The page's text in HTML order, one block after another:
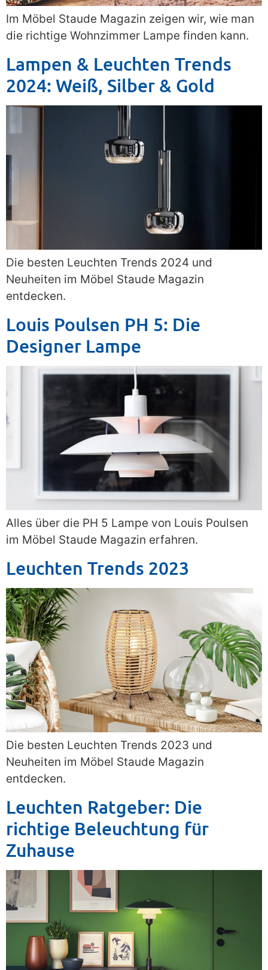
Im Möbel Staude Magazin zeigen wir, wie man
die richtige Wohnzimmer Lampe finden kann.
Lampen & Leuchten Trends
2024: Weiß, Silber & Gold
Die besten Leuchten Trends 2024 und
Neuheiten im Möbel Staude Magazin
entdecken.
Louis Poulsen PH 5: Die
Designer Lampe
Alles über die PH 5 Lampe von Louis Poulsen
im Möbel Staude Magazin erfahren.
Leuchten Trends 2023
Die besten Leuchten Trends 2023 und
Neuheiten im Möbel Staude Magazin
entdecken.
Leuchten Ratgeber: Die
richtige Beleuchtung für
Zuhause